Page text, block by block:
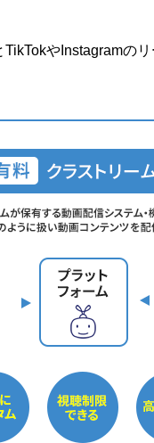
やInstagramのリ